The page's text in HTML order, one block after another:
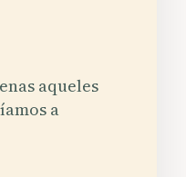
aqueles
a